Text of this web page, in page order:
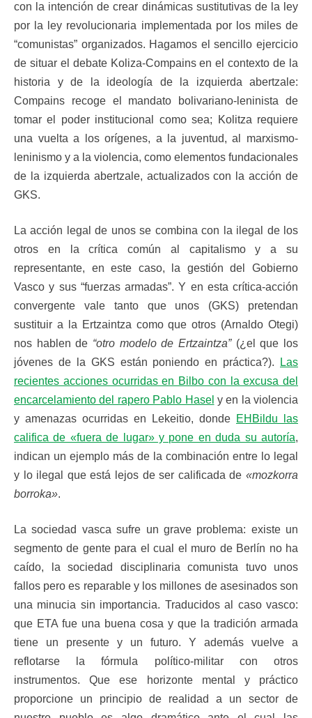
con la intención de crear dinámicas sustitutivas de la ley
por la ley revolucionaria implementada por los miles de
“comunistas” organizados. Hagamos el sencillo ejercicio
de situar el debate Koliza-Compains en el contexto de la
historia y de la ideología de la izquierda abertzale:
Compains recoge el mandato bolivariano-leninista de
tomar el poder institucional como sea; Kolitza requiere
una vuelta a los orígenes, a la juventud, al marxismo-
leninismo y a la violencia, como elementos fundacionales
de la izquierda abertzale, actualizados con la acción de
GKS.
La acción legal de unos se combina con la ilegal de los
otros en la crítica común al capitalismo y a su
representante, en este caso, la gestión del Gobierno
Vasco y sus “fuerzas armadas”. Y en esta crítica-acción
convergente vale tanto que unos (GKS) pretendan
sustituir a la Ertzaintza como que otros (Arnaldo Otegi)
nos hablen de “otro modelo de Ertzaintza”(¿el que los
jóvenes de la GKS están poniendo en práctica?).
Las
recientes acciones ocurridas en Bilbo con la excusa del
encarcelamiento del rapero Pablo Hasel y en la violencia
y amenazas ocurridas en Lekeitio, donde EHBildu las
califica de «fuera de lugar» y pone en duda su autoría,
indican un ejemplo más de la combinación entre lo legal
y lo ilegal que está lejos de ser calificada de «mozkorra
borroka».
La sociedad vasca sufre un grave problema: existe un
segmento de gente para el cual el muro de Berlín no ha
caído, la sociedad disciplinaria comunista tuvo unos
fallos pero es reparable y los millones de asesinados son
una minucia sin importancia. Traducidos al caso vasco:
que ETA fue una buena cosa y que la tradición armada
tiene un presente y un futuro. Y además vuelve a
reflotarse la fórmula político-militar con otros
instrumentos. Que ese horizonte mental y práctico
proporcione un principio de realidad a un sector de